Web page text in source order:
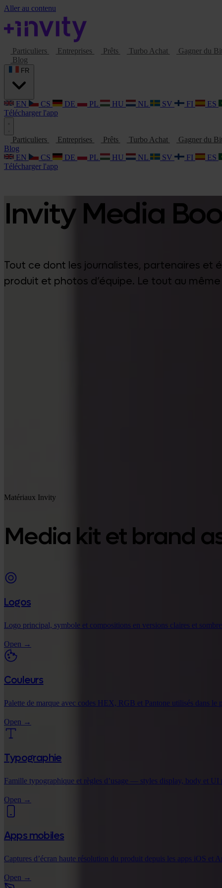
Aller au contenu
Particuliers Entreprises Prêts Turbo Achat Gagner du
Blog
EN CS DE PL HU NL SV FI ES
Télécharger l'app
Particuliers Entreprises Prêts Turbo Achat Gagner du
Blog
EN
CS DE PL HU NL SV FI ES
Télécharger l'app
Invity Media
Tout ce dont les journalistes, partenaires et
produit et photos d’équipe. Le tout au
Matériaux Invity
Media kit et brand
Logos
Logo principal, symbole et compositions en versions claires et
Open →
Couleurs
Palette de marque avec codes HEX, RGB et Pantone utilisés dans le
Open →
Typographie
Famille typographique et règles d’usage — styles display, body et UI
Open →
Apps mobiles
Captures d’écran haute résolution du produit depuis les apps iOS
Open →